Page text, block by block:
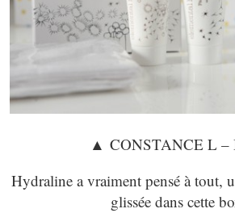
▲ CONSTANCE L –
Hydraline a vraiment pensé à tout,
glissée dans cette